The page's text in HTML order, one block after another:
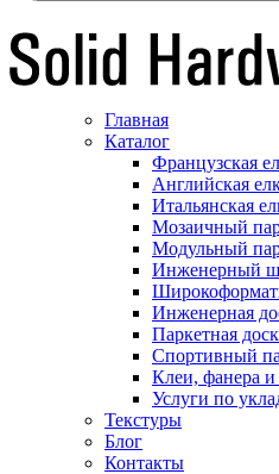
Главная
Каталог
Французская
Английская
Итальянская
Мозаичный
Модульный
Инженерный
Инженерная
Паркетная
Спортивный
Клеи, фанера и
Услуги по
Текстуры
Блог
Контакты